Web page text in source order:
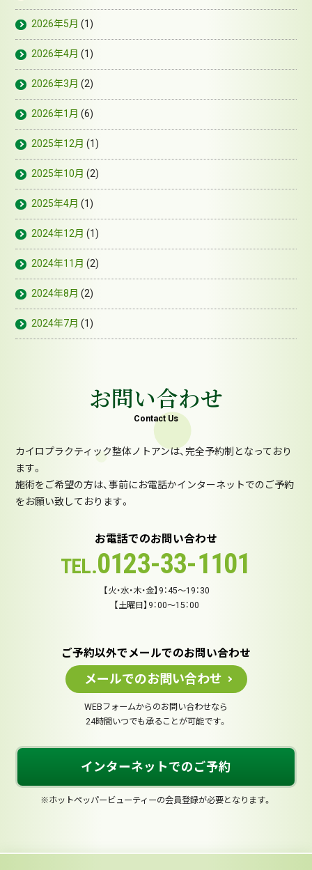
2026年5月 (1)
2026年4月 (1)
2026年3月 (2)
2026年1月 (6)
2025年12月 (1)
2025年10月 (2)
2025年4月 (1)
2024年12月 (1)
2024年11月 (2)
2024年8月 (2)
2024年7月 (1)
お問い合わせ
Contact Us
カイロプラクティック整体ノトアンは、完全予約制となっており
ます。
施術をご希望の方は、事前にお電話かインターネットでのご予約
をお願い致しております。
お電話でのお問い合わせ
TEL.0123-33-1101
【火・水・木・金】9：45～19：30
【土曜日】9：00～15：00
ご予約以外でメールでのお問い合わせ
メールでのお問い合わせ
WEBフォームからのお問い合わせなら
24時間いつでも承ることが可能です。
インターネットでのご予約
※ホットペッパービューティーの会員登録が必要となります。